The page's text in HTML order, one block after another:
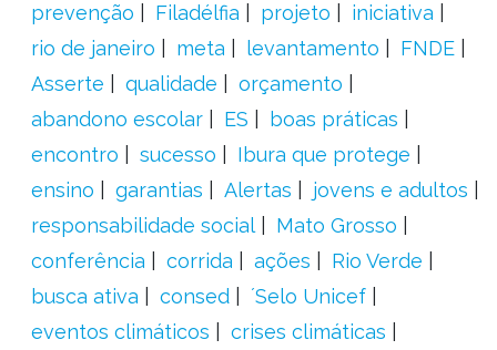
prevenção
Filadélfia projeto
iniciativa
rio de janeiro
meta levantamento
FNDE
Asserte
qualidade
orçamento
abandono escolar
ES
boas práticas
encontro
sucesso
Ibura que protege
ensino
garantias Alertas
jovens e adultos
responsabilidade social
Mato Grosso
conferência
corrida ações
Rio Verde
busca ativa
consed
´Selo Unicef
eventos climáticos
crises climáticas